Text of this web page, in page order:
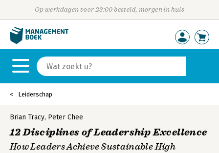
Op werkdagen voor 23:00 besteld, morgen in huis
Leiderschap
Brian Tracy, Peter Chee
12 Disciplines of Leadership Excellence
How Leaders Achieve Sustainable High